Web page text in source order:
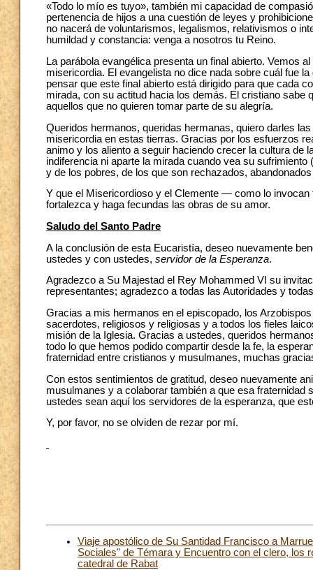
«Todo lo mío es tuyo», también mi capacidad de
pertenencia de hijos a una cuestión de leyes y
no nacerá de voluntarismos, legalismos, relativismos o
humildad y constancia: venga a nosotros tu Reino.
La parábola evangélica presenta un final abierto. Vemos
misericordia. El evangelista no dice nada sobre cuál fue
pensar que este final abierto está dirigido para que cada
mirada, con su actitud hacia los demás. El cristiano sabe
aquellos que no quieren tomar parte de su alegría.
Queridos hermanos, queridas hermanas, quiero darles
misericordia en estas tierras. Gracias por los esfuerzos
animo y los aliento a seguir haciendo crecer la cultura de
indiferencia ni aparte la mirada cuando vea su
y de los pobres, de los que son rechazados,
Y que el Misericordioso y el Clemente — como lo
fortalezca y haga fecundas las obras de su amor.
Saludo del Santo Padre
A la conclusión de esta Eucaristía, deseo nuevamente
ustedes y con ustedes, servidor de la Esperanza.
Agradezco a Su Majestad el Rey Mohammed VI su
representantes; agradezco a todas las Autoridades y
Gracias a mis hermanos en el episcopado, los
sacerdotes, religiosos y religiosas y a todos los fieles
misión de la Iglesia. Gracias a ustedes, queridos
todo lo que hemos podido compartir desde la fe, la
fraternidad entre cristianos y musulmanes, muchas
Con estos sentimientos de gratitud, deseo nuevamente
musulmanes y a colaborar también a que esa
ustedes sean aquí los servidores de la esperanza, que
Y, por favor, no se olviden de rezar por mí.
Viaje apostólico de Su Santidad Francisco a
Sociales" de Témara y Encuentro con el clero, los
catedral de Rabat